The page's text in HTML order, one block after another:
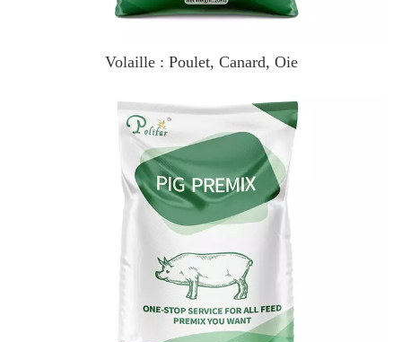
Volaille : Poulet, Canard, Oie